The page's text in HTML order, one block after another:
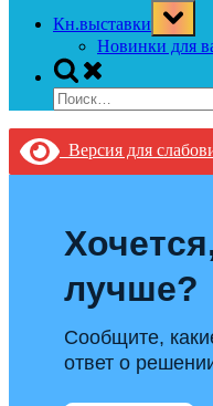
Кн.выставки
Toggle
sub-
menu
Новинки для
Toggle
search
form
Найти:
Версия для
лучше?
Сообщите,
ответ о